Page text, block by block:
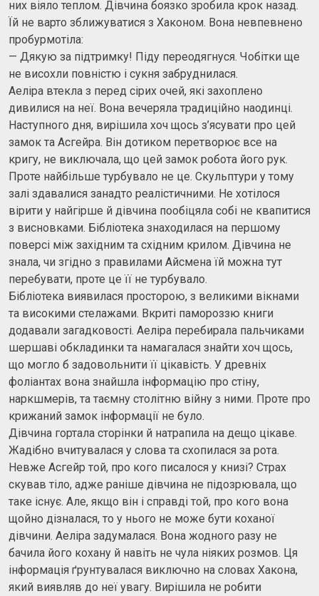
них віяло теплом. Дівчина боязко зробила крок назад.
Їй не варто зближуватися з Хаконом. Вона невпевнено
пробурмотіла:
— Дякую за підтримку! Піду переодягнуся. Чобітки ще
не висохли повністю і сукня забруднилася.
Аеліра втекла з перед сірих очей, які захоплено
дивилися на неї. Вона вечеряла традиційно наодинці.
Наступного дня, вирішила хоч щось з’ясувати про цей
замок та Асгейра. Він дотиком перетворює все на
кригу, не виключала, що цей замок робота його рук.
Проте найбільше турбувало не це. Скульптури у тому
залі здавалися занадто реалістичними. Не хотілося
вірити у найгірше й дівчина пообіцяла собі не квапитися
з висновками. Бібліотека знаходилася на першому
поверсі між західним та східним крилом. Дівчина не
знала, чи згідно з правилами Айсмена їй можна тут
перебувати, проте це її не турбувало.
Бібліотека виявилася просторою, з великими вікнами
та високими стелажами. Вкриті памороззю книги
додавали загадковості. Аеліра перебирала пальчиками
шершаві обкладинки та намагалася знайти хоч щось,
що могло б задовольнити її цікавість. У древніх
фоліантах вона знайшла інформацію про стіну,
наркшмерів, та таємну столітню війну з ними. Проте про
крижаний замок інформації не було.
Дівчина гортала сторінки й натрапила на дещо цікаве.
Жадібно вчитувалася у слова та схопилася за рота.
Невже Асгейр той, про кого писалося у книзі? Страх
скував тіло, адже раніше дівчина не підозрювала, що
таке існує. Але, якщо він і справді той, про кого вона
щойно дізналася, то у нього не може бути коханої
дівчини. Аеліра задумалася. Вона жодного разу не
бачила його кохану й навіть не чула ніяких розмов. Ця
інформація ґрунтувалася виключно на словах Хакона,
який виявляв до неї увагу. Вирішила не робити